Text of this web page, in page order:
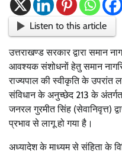
Listen to this article
उत्तराखण्ड सरकार द्वारा समान
आवश्यक संशोधनों हेतु समान
राज्यपाल की स्वीकृति के उपरांत
संविधान के अनुच्छेद 213 के अंतर्गत
जनरल गुरमीत सिंह (सेवानिवृत्त)
प्रभाव से लागू हो गया है।
अध्यादेश के माध्यम से संहिता के